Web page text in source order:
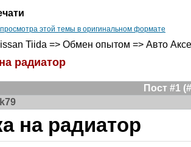
этой темы в оригинальном формате
Tiida => Обмен опытом => Авто
радиатор
Пост #1
на радиатор